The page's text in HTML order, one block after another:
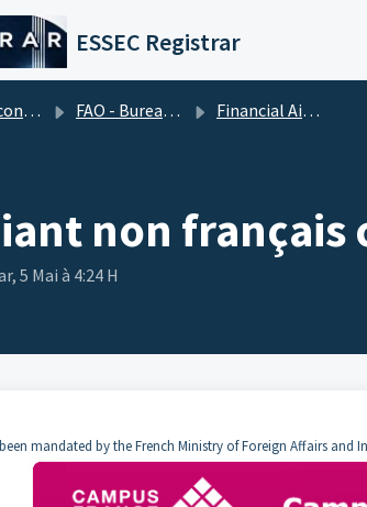
ESSEC Registrar
FAO - Bureau d'aide financière (Frais de scolarité) Financial Aid : scholarships, sponsorship / bourses, prise en charge
non français
5 Mai à 4:24 H
mandated by the French Ministry of Foreign Affairs